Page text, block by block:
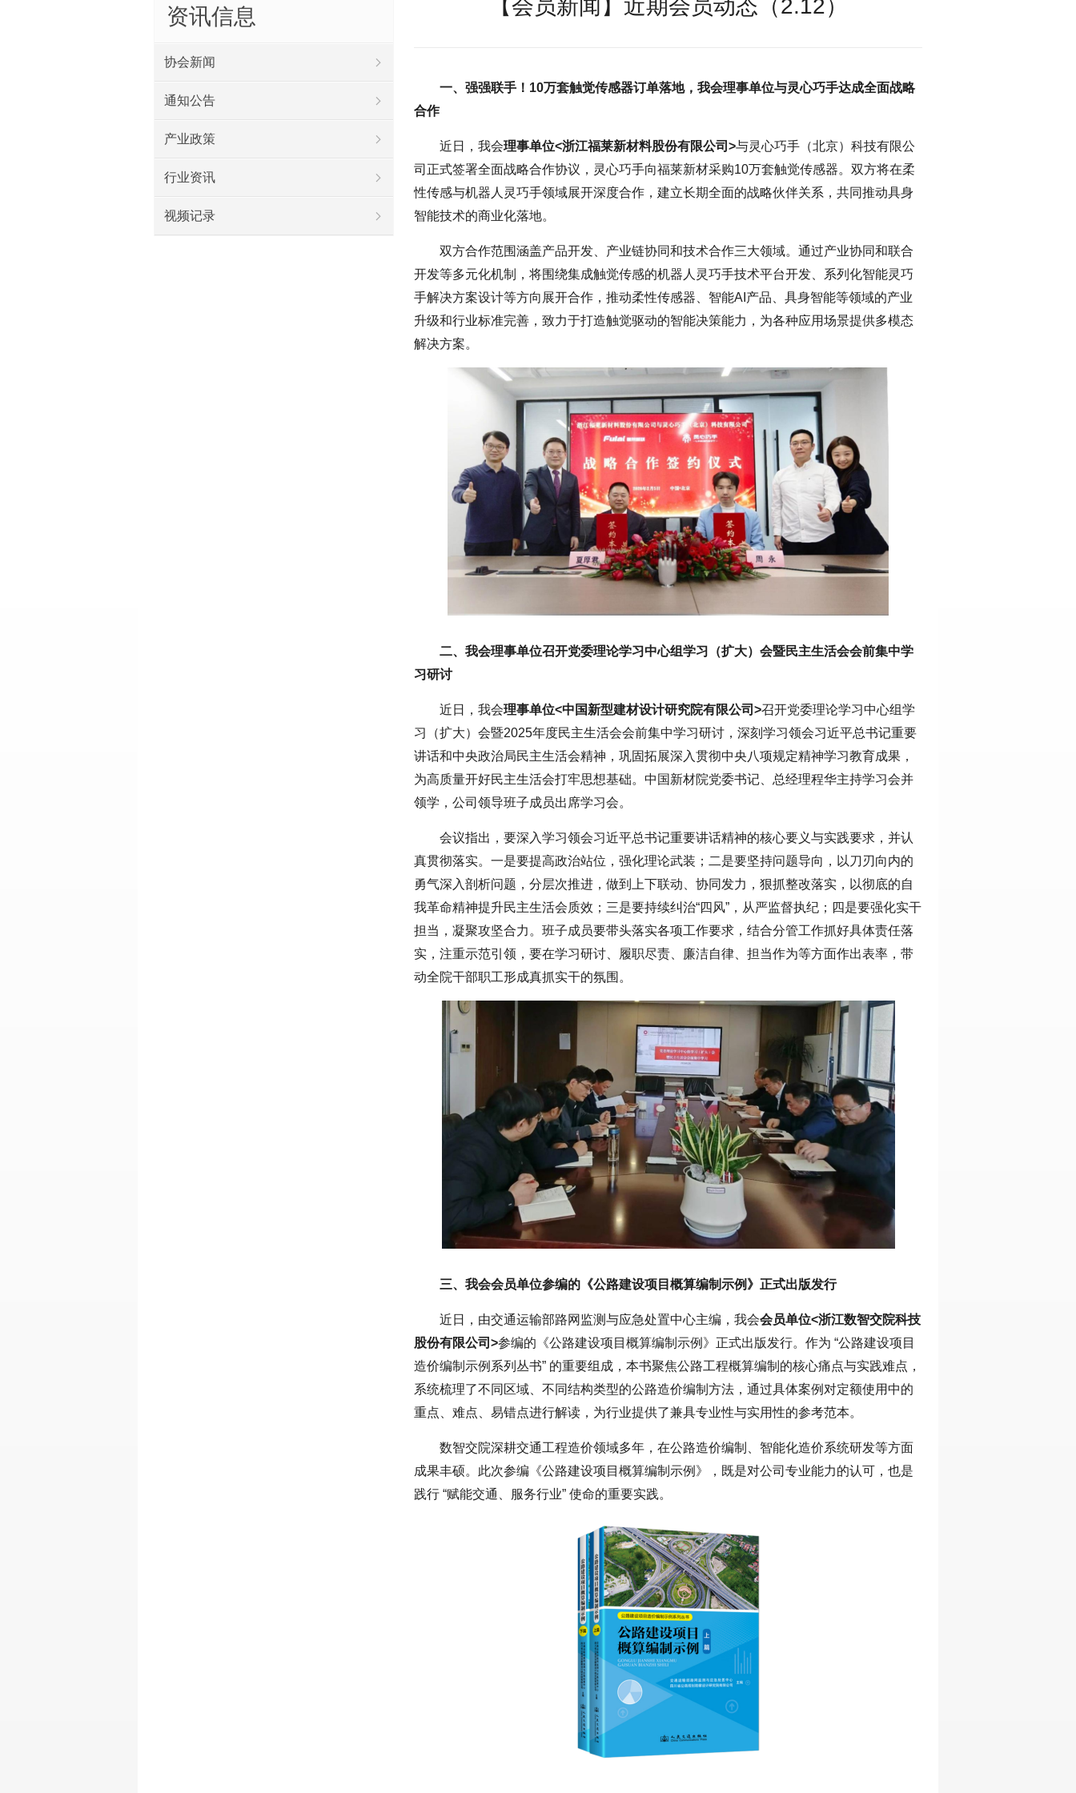
【会员新闻】近期会员动态（2.12）
一、强强联手！10万套触觉传感器订单落地，我会理事单位与灵心巧手达成全面战略
合作
近日，我会理事单位<浙江福莱新材料股份有限公司>与灵心巧手（北京）科技有限公
司正式签署全面战略合作协议，灵心巧手向福莱新材采购10万套触觉传感器。双方将在柔
性传感与机器人灵巧手领域展开深度合作，建立长期全面的战略伙伴关系，共同推动具身
智能技术的商业化落地。
双方合作范围涵盖产品开发、产业链协同和技术合作三大领域。通过产业协同和联合
开发等多元化机制，将围绕集成触觉传感的机器人灵巧手技术平台开发、系列化智能灵巧
手解决方案设计等方向展开合作，推动柔性传感器、智能AI产品、具身智能等领域的产业
升级和行业标准完善，致力于打造触觉驱动的智能决策能力，为各种应用场景提供多模态
解决方案。
二、我会理事单位召开党委理论学习中心组学习（扩大）会暨民主生活会会前集中学
习研讨
近日，我会理事单位<中国新型建材设计研究院有限公司>召开党委理论学习中心组学
习（扩大）会暨2025年度民主生活会会前集中学习研讨，深刻学习领会习近平总书记重要
讲话和中央政治局民主生活会精神，巩固拓展深入贯彻中央八项规定精神学习教育成果，
为高质量开好民主生活会打牢思想基础。中国新材院党委书记、总经理程华主持学习会并
领学，公司领导班子成员出席学习会。
会议指出，要深入学习领会习近平总书记重要讲话精神的核心要义与实践要求，并认
真贯彻落实。一是要提高政治站位，强化理论武装；二是要坚持问题导向，以刀刃向内的
勇气深入剖析问题，分层次推进，做到上下联动、协同发力，狠抓整改落实，以彻底的自
我革命精神提升民主生活会质效；三是要持续纠治“四风”，从严监督执纪；四是要强化实干
担当，凝聚攻坚合力。班子成员要带头落实各项工作要求，结合分管工作抓好具体责任落
实，注重示范引领，要在学习研讨、履职尽责、廉洁自律、担当作为等方面作出表率，带
动全院干部职工形成真抓实干的氛围。
三、我会会员单位参编的《公路建设项目概算编制示例》正式出版发行
近日，由交通运输部路网监测与应急处置中心主编，我会会员单位<浙江数智交院科技
股份有限公司>参编的《公路建设项目概算编制示例》正式出版发行。作为 “公路建设项目
造价编制示例系列丛书” 的重要组成，本书聚焦公路工程概算编制的核心痛点与实践难点，
系统梳理了不同区域、不同结构类型的公路造价编制方法，通过具体案例对定额使用中的
重点、难点、易错点进行解读，为行业提供了兼具专业性与实用性的参考范本。
数智交院深耕交通工程造价领域多年，在公路造价编制、智能化造价系统研发等方面
成果丰硕。此次参编《公路建设项目概算编制示例》，既是对公司专业能力的认可，也是
践行 “赋能交通、服务行业” 使命的重要实践。
资讯信息
协会新闻
通知公告
产业政策
行业资讯
视频记录